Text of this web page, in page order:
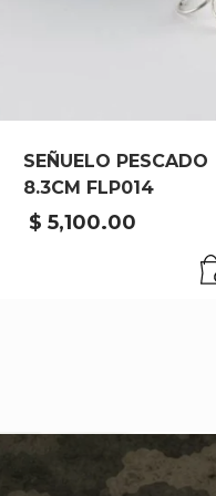
SEÑUELO PESCADO
8.3CM FLP014
$ 5,100.00